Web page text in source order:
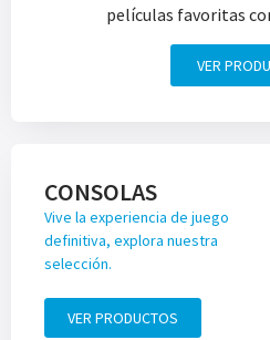
películas favoritas
VER
CONSOLAS
Vive la experiencia de juego
definitiva, explora nuestra
selección.
VER PRODUCTOS